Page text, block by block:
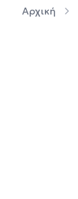
Αρχική